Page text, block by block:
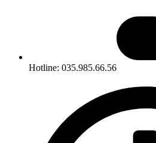
Hotline: 035.985.66.56